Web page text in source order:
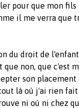
pour que mon
il me verra que
du droit de
que non, que c'est
son
là où j'ai rien fait
ni où ni chez